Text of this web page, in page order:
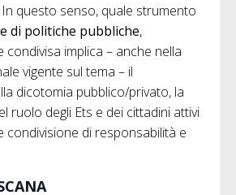
In questo senso, quale strumento
di politiche pubbliche,
condivisa implica – anche nella
vigente sul tema – il
dicotomia pubblico/privato, la
ruolo degli Ets e dei cittadini attivi
condivisione di responsabilità e